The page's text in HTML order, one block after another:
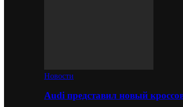
Новости
Audi представил новый